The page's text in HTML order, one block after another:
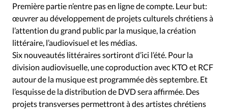
Première partie n’entre pas en ligne de compte. Leur but:
œuvrer au développement de projets culturels chrétiens à
l’attention du grand public par la musique, la création
littéraire, l’audiovisuel et les médias.
Six nouveautés littéraires sortiront d’ici l’été. Pour la
division audiovisuelle, une coproduction avec KTO et RCF
autour de la musique est programmée dès septembre. Et
l’esquisse de la distribution de DVD sera affirmée. Des
projets transverses permettront à des artistes chrétiens